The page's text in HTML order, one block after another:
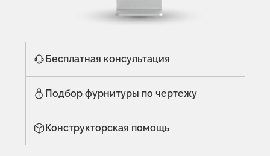
Бесплатная консультация
Подбор фурнитуры по чертежу
Конструкторская помощь